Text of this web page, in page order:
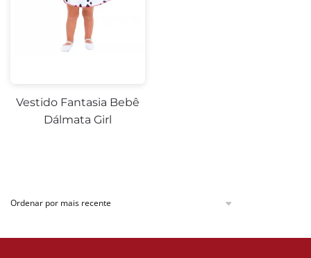
Vestido Fantasia Bebê
Dálmata Girl